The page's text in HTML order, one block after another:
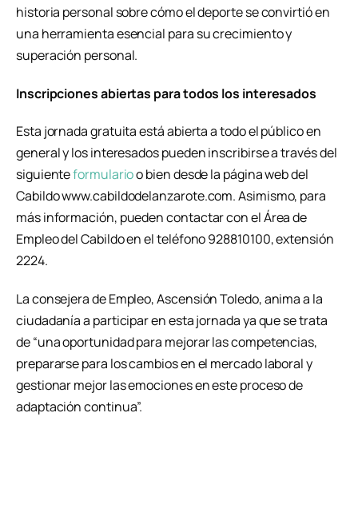
historia personal sobre cómo el deporte se convirtió en
una herramienta esencial para su crecimiento y
superación personal.
Inscripciones abiertas para todos los interesados
Esta jornada gratuita está abierta a todo el público en
general y los interesados pueden inscribirse a través del
siguienteformularioo bien desde la página web del
Cabildo www.cabildodelanzarote.com. Asimismo, para
más información, pueden contactar con el Área de
Empleo del Cabildo en el teléfono 928810100, extensión
2224.
La consejera de Empleo, Ascensión Toledo, anima a la
ciudadanía a participar en esta jornada ya que se trata
de “una oportunidad para mejorar las competencias,
prepararse para los cambios en el mercado laboral y
gestionar mejor las emociones en este proceso de
adaptación continua”.